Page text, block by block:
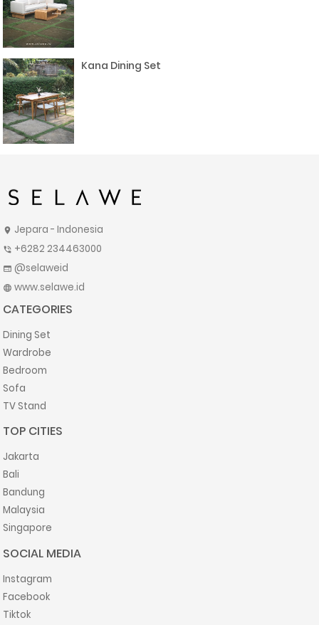
Kana Dining Set
location_on Jepara - Indonesia
phone_in_talk +6282 234463000
web @selaweid
language www.selawe.id
CATEGORIES
Dining Set
Wardrobe
Bedroom
Sofa
TV Stand
TOP CITIES
Jakarta
Bali
Bandung
Malaysia
Singapore
SOCIAL MEDIA
Instagram
Facebook
Tiktok